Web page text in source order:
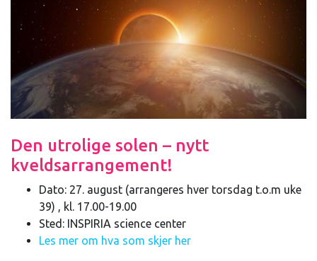
Den utrolige solen – nytt
kveldsarrangement!
Dato: 27. august (arrangeres hver torsdag t.o.m uke
39) , kl. 17.00-19.00
Sted: INSPIRIA science center
Les mer om hva som skjer her